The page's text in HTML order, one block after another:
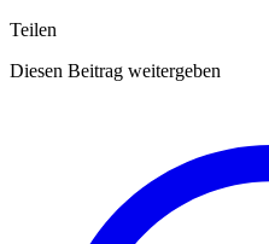
Teilen
Diesen Beitrag weitergeben